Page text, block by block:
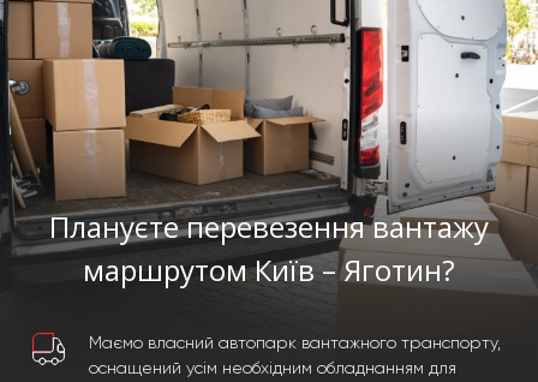
Плануєте перевезення вантажу
маршрутом Київ – Яготин?
Маємо власний автопарк вантажного транспорту,
оснащений усім необхідним обладнанням для